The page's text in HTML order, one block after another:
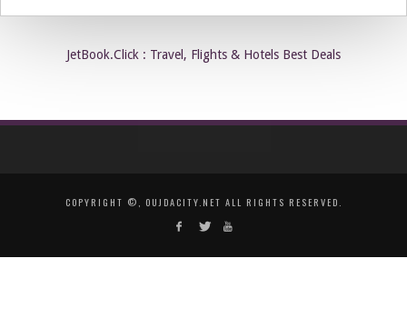
JetBook.Click : Travel, Flights & Hotels Best Deals
COPYRIGHT ©, OUJDACITY.NET ALL RIGHTS RESERVED.